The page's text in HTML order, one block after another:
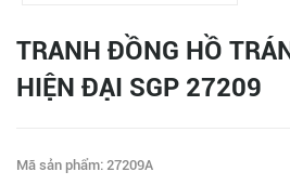
TRANH ĐỒNG HỒ
HIỆN ĐẠI SGP 27209
Mã sản phẩm: 27209A